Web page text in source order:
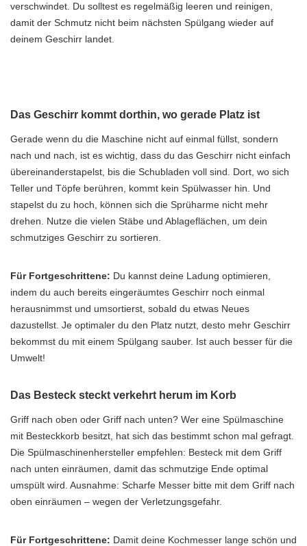
verschwindet. Du solltest es regelmäßig leeren und reinigen,
damit der Schmutz nicht beim nächsten Spülgang wieder auf
deinem Geschirr landet.
Das Geschirr kommt dorthin, wo gerade Platz ist
Gerade wenn du die Maschine nicht auf einmal füllst, sondern
nach und nach, ist es wichtig, dass du das Geschirr nicht einfach
übereinanderstapelst, bis die Schubladen voll sind. Dort, wo sich
Teller und Töpfe berühren, kommt kein Spülwasser hin. Und
stapelst du zu hoch, können sich die Sprüharme nicht mehr
drehen. Nutze die vielen Stäbe und Ablageflächen, um dein
schmutziges Geschirr zu sortieren.
Für Fortgeschrittene: Du kannst deine Ladung optimieren,
indem du auch bereits eingeräumtes Geschirr noch einmal
herausnimmst und umsortierst, sobald du etwas Neues
dazustellst. Je optimaler du den Platz nutzt, desto mehr Geschirr
bekommst du mit einem Spülgang sauber. Ist auch besser für die
Umwelt!
Das Besteck steckt verkehrt herum im Korb
Griff nach oben oder Griff nach unten? Wer eine Spülmaschine
mit Besteckkorb besitzt, hat sich das bestimmt schon mal gefragt.
Die Spülmaschinenhersteller empfehlen: Besteck mit dem Griff
nach unten einräumen, damit das schmutzige Ende optimal
umspült wird. Ausnahme: Scharfe Messer bitte mit dem Griff nach
oben einräumen – wegen der Verletzungsgefahr.
Für Fortgeschrittene: Damit deine Kochmesser lange schön und